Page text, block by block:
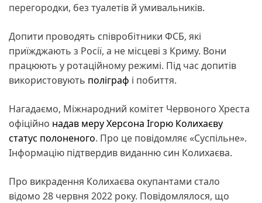
перегородки, без туалетів й умивальників.
Допити проводять співробітники ФСБ, які
приїжджають з Росії, а не місцеві з Криму. Вони
працюють у ротаційному режимі. Під час допитів
використовують поліграф і побиття.
Нагадаємо, Міжнародний комітет Червоного Хреста
офіційно надав меру Херсона Ігорю Колихаєву
статус полоненого. Про це повідомляє «Суспільне».
Інформацію підтвердив виданню син Колихаєва.
Про викрадення Колихаєва окупантами стало
відомо 28 червня 2022 року. Повідомлялося, що